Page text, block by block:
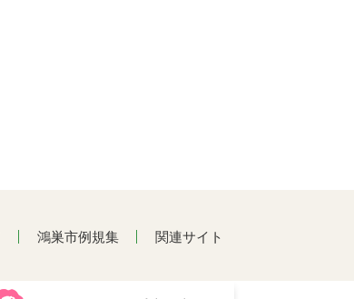
鴻巣市例規集 関連サイト